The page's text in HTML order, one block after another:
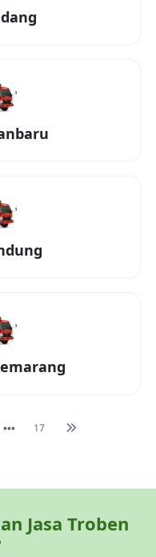
17
Jasa Troben